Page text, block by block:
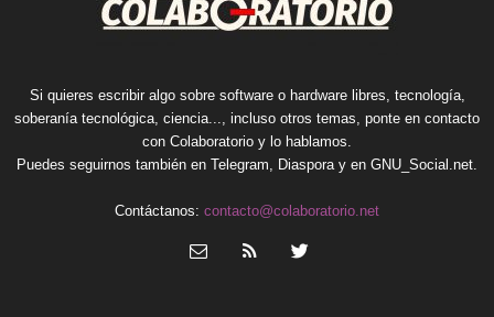
Si quieres escribir algo sobre software o hardware libres, tecnología,
soberanía tecnológica, ciencia..., incluso otros temas, ponte en contacto
con Colaboratorio y lo hablamos.
Puedes seguirnos también en Telegram, Diasporay en GNU_Social.net.
Contáctanos: contacto@colaboratorio.net